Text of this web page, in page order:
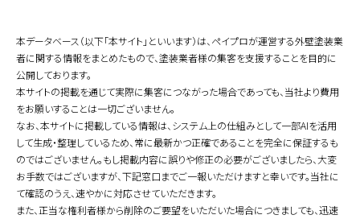
本データベース（以下「本サイト」といいます）は、ペイプロが運営する外壁塗装業
者に関する情報をまとめたもので、塗装業者様の集客を支援することを目的に
公開しております。
本サイトの掲載を通じて実際に集客につながった場合であっても、当社より費用
をお願いすることは一切ございません。
なお、本サイトに掲載している情報は、システム上の仕組みとして一部AIを活用
して生成・整理しているため、常に最新かつ正確であることを完全に保証するも
のではございません。もし掲載内容に誤りや修正の必要がございましたら、大変
お手数ではございますが、下記窓口までご一報いただけますと幸いです。当社に
て確認のうえ、速やかに対応させていただきます。
また、正当な権利者様から削除のご要望をいただいた場合につきましても、迅速